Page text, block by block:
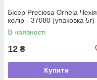
Бісер Preciosa Ornela Чехія,
колір - 37080 (упаковка 5г)
В наявності
12 ₴
Купити